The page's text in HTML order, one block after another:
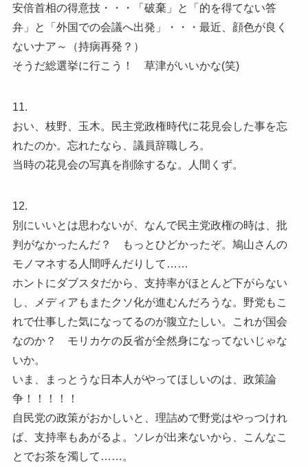
安倍首相の得意技・・・「破棄」と「的を得てない答
弁」と「外国での会議へ出発」・・・最近、顔色が良く
ないナア～（持病再発？）
そうだ総選挙に行こう！ 草津がいいかな(笑)
11.
おい、枝野、玉木。民主党政権時代に花見会した事を忘
れたのか。忘れたなら、議員辞職しろ。
当時の花見会の写真を削除するな。人間くず。
12.
別にいいとは思わないが、なんで民主党政権の時は、批
判がなかったんだ？ もっとひどかったぞ。鳩山さんの
モノマネする人間呼んだりして……
ホントにダブスタだから、支持率がほとんど下がらない
し、メディアもまたクソ化が進むんだろうな。野党もこ
れで仕事した気になってるのが腹立たしい。これが国会
なのか？ モリカケの反省が全然身になってないじゃな
いか。
いま、まっとうな日本人がやってほしいのは、政策論
争！！！！！
自民党の政策がおかしいと、理詰めで野党はやっつけれ
ば、支持率もあがるよ。ソレが出来ないから、こんなこ
とでお茶を濁して……。